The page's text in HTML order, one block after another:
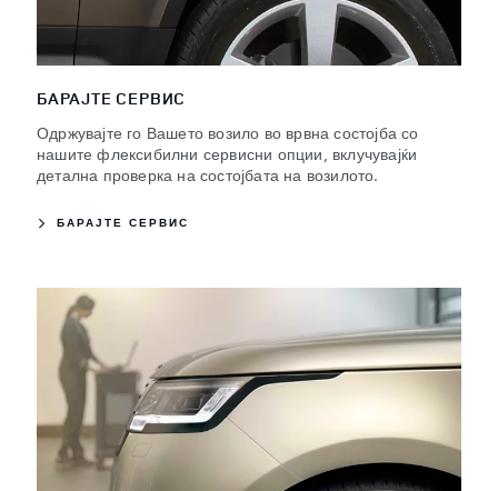
БАРАЈТЕ СЕРВИС
Одржувајте го Вашето возило во врвна состојба со
нашите флексибилни сервисни опции, вклучувајќи
детална проверка на состојбата на возилото.
БАРАЈТЕ СЕРВИС